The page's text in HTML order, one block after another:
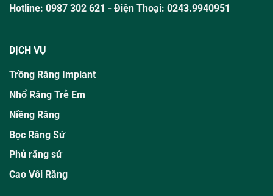
Hotline: 0987 302 621 - Điện Thoại: 0243.9940951
DỊCH VỤ
Trồng Răng Implant
Nhổ Răng Trẻ Em
Niềng Răng
Bọc Răng Sứ
Phủ răng sứ
Cao Vôi Răng